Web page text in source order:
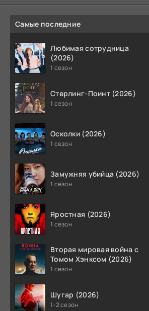
Самые последние
Любимая сотрудница
(2026)
1 сезон
Стерлинг-Поинт (2026)
1 сезон
Осколки (2026)
1 сезон
Замужняя убийца (2026)
1 сезон
Яростная (2026)
1 сезон
Вторая мировая война с
Томом Хэнксом (2026)
1 сезон
Шугар (2026)
1-2 сезон